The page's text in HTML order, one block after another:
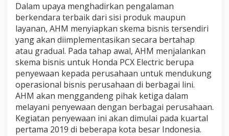
Dalam upaya menghadirkan pengalaman
berkendara terbaik dari sisi produk maupun
layanan, AHM menyiapkan skema bisnis tersendiri
yang akan diimplementasikan secara bertahap
atau gradual. Pada tahap awal, AHM menjalankan
skema bisnis untuk Honda PCX Electric berupa
penyewaan kepada perusahaan untuk mendukung
operasional bisnis perusahaan di berbagai lini.
AHM akan menggandeng pihak ketiga dalam
melayani penyewaan dengan berbagai perusahaan.
Kegiatan penyewaan ini akan dimulai pada kuartal
pertama 2019 di beberapa kota besar Indonesia.